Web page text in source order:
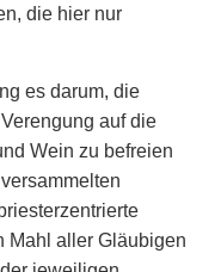
die hier nur
es darum, die
auf die
Wein zu befreien
Mahl aller Gläubigen